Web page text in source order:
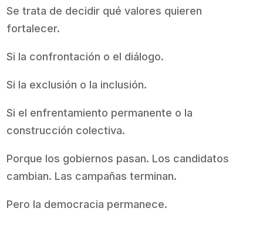
Se trata de decidir qué valores quieren
fortalecer.
Si la confrontación o el diálogo.
Si la exclusión o la inclusión.
Si el enfrentamiento permanente o la
construcción colectiva.
Porque los gobiernos pasan. Los candidatos
cambian. Las campañas terminan.
Pero la democracia permanece.